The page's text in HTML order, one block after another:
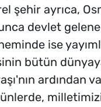
şehir ayrıca,
devlet
ise
bütün
ardından